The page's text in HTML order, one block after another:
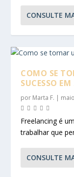
CONSULTE
COMO SE
SUCESSO
por Marta F. |
Freelancing é
trabalhar que
CONSULTE